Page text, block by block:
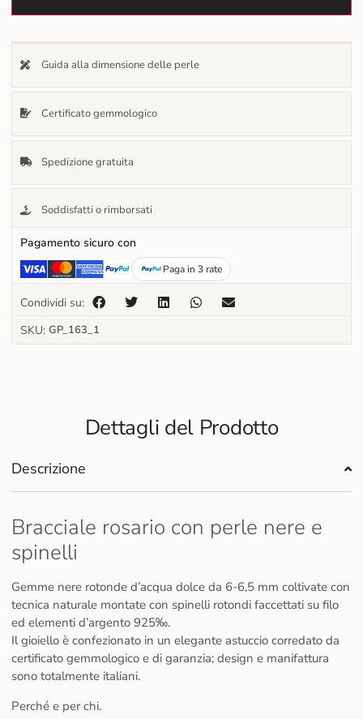
Guida alla dimensione delle perle
Certificato gemmologico
Spedizione gratuita
Soddisfatti o rimborsati
Pagamento sicuro con
Paga in 3 rate
Condividi su:
SKU: GP_163_1
Dettagli del Prodotto
Descrizione
Bracciale rosario con perle nere e
spinelli
Gemme nere rotonde d’acqua dolce da 6-6,5 mm coltivate con
tecnica naturale montate con spinelli rotondi faccettati su filo
ed elementi d’argento 925‰.
Il gioiello è confezionato in un elegante astuccio corredato da
certificato gemmologico e di garanzia; design e manifattura
sono totalmente italiani.
Perché e per chi.